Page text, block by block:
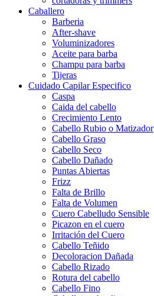
Caballero
Barberia
After-shave
Voluminizadores
Aceite para barba
Champu para barba
Tijeras
Cuidado Capilar Especifico
Caspa
Caida del cabello
Crecimiento Lento
Cabello Rubio o Matizador
Cabello Graso
Cabello Seco
Cabello Dañado
Puntas Abiertas
Frizz
Falta de Brillo
Falta de Volumen
Cuero Cabelludo Sensible
Picazon en el cuero
Irritación del Cuero
Cabello Teñido
Decoloracion Dañada
Cabello Rizado
Rotura del cabello
Cabello Fino